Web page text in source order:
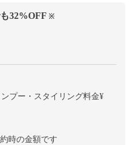
32%OFF ※
ンプー・スタイリング料金¥
時の金額です